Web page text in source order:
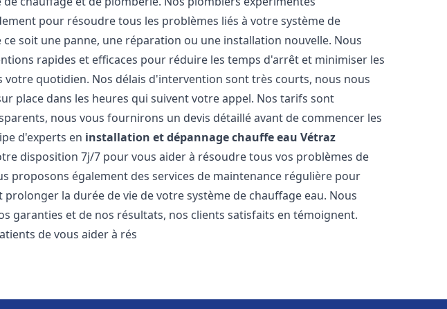
pour résoudre tous les problèmes liés à votre système de
ce soit une panne, une réparation ou une installation nouvelle. Nous
rapides et efficaces pour réduire les temps d'arrêt et minimiser les
quotidien. Nos délais d'intervention sont très courts, nous nous
place dans les heures qui suivent votre appel. Nos tarifs sont
nous vous fournirons un devis détaillé avant de commencer les
d'experts en installation et dépannage chauffe eau Vétraz
disposition 7j/7 pour vous aider à résoudre tous vos problèmes de
proposons également des services de maintenance régulière pour
prolonger la durée de vie de votre système de chauffage eau. Nous
garanties et de nos résultats, nos clients satisfaits en témoignent.
de vous aider à rés